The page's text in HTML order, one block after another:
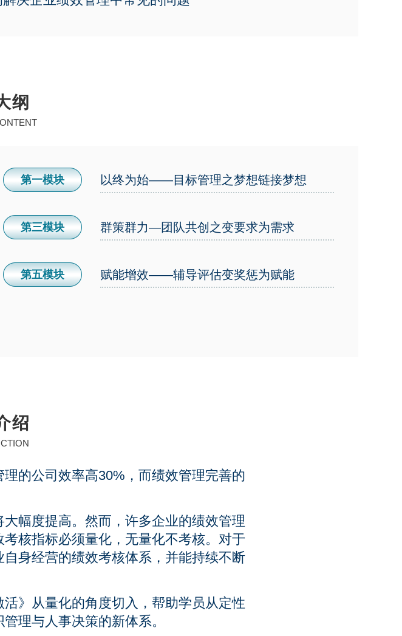
纲
第一模块 以终为始——目标管理之梦想链接梦想
第三模块 群策群力—团队共创之变要求为需求
第五模块 赋能增效——辅导评估变奖惩为赋能
绍
的公司效率高30%，而绩效管理完善的
幅度提高。然而，许多企业的绩效管理
核指标必须量化，无量化不考核。对于
身经营的绩效考核体系，并能持续不断
》从量化的角度切入，帮助学员从定性
理与人事决策的新体系。